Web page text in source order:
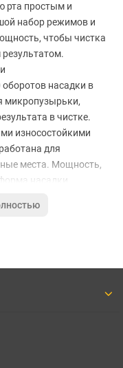
рта простым и
набор режимов и
чтобы чистка
насадки в
микропузырьки,
в чистке.
износостойкими
для
места. Мощность,
насадки
налета и зубного
дисплеем. Умный